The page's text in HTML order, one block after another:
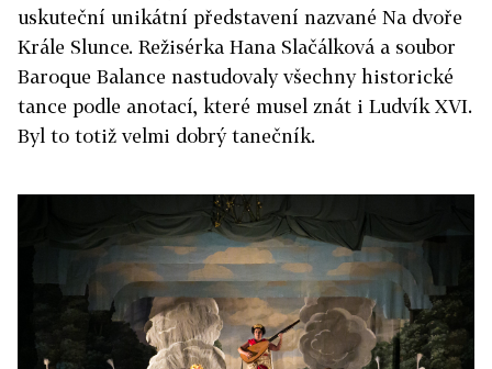
uskuteční unikátní představení nazvané Na dvoře
Krále Slunce. Režisérka Hana Slačálková a soubor
Baroque Balance nastudovaly všechny historické
tance podle anotací, které musel znát i Ludvík XVI.
Byl to totiž velmi dobrý tanečník.